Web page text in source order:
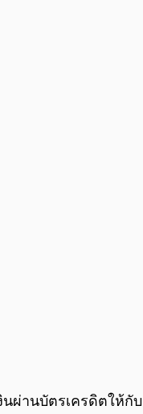
นผ่านบัตรเครดิตให้กับ